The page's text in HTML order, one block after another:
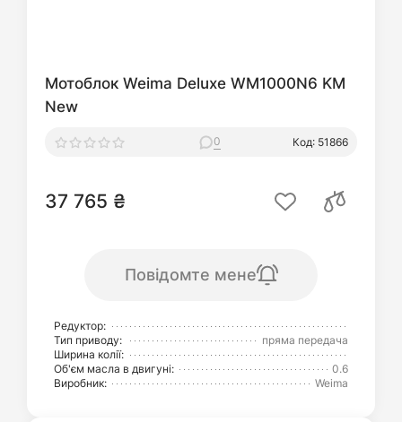
Мотоблок Weima Deluxe WM1000N6 KM
New
0 Код: 51866
37 765 ₴
Повідомте мене
Редуктор:
Тип приводу:
пряма передача
Ширина колії:
Об'єм масла в двигуні:
0.6
Виробник:
Weima